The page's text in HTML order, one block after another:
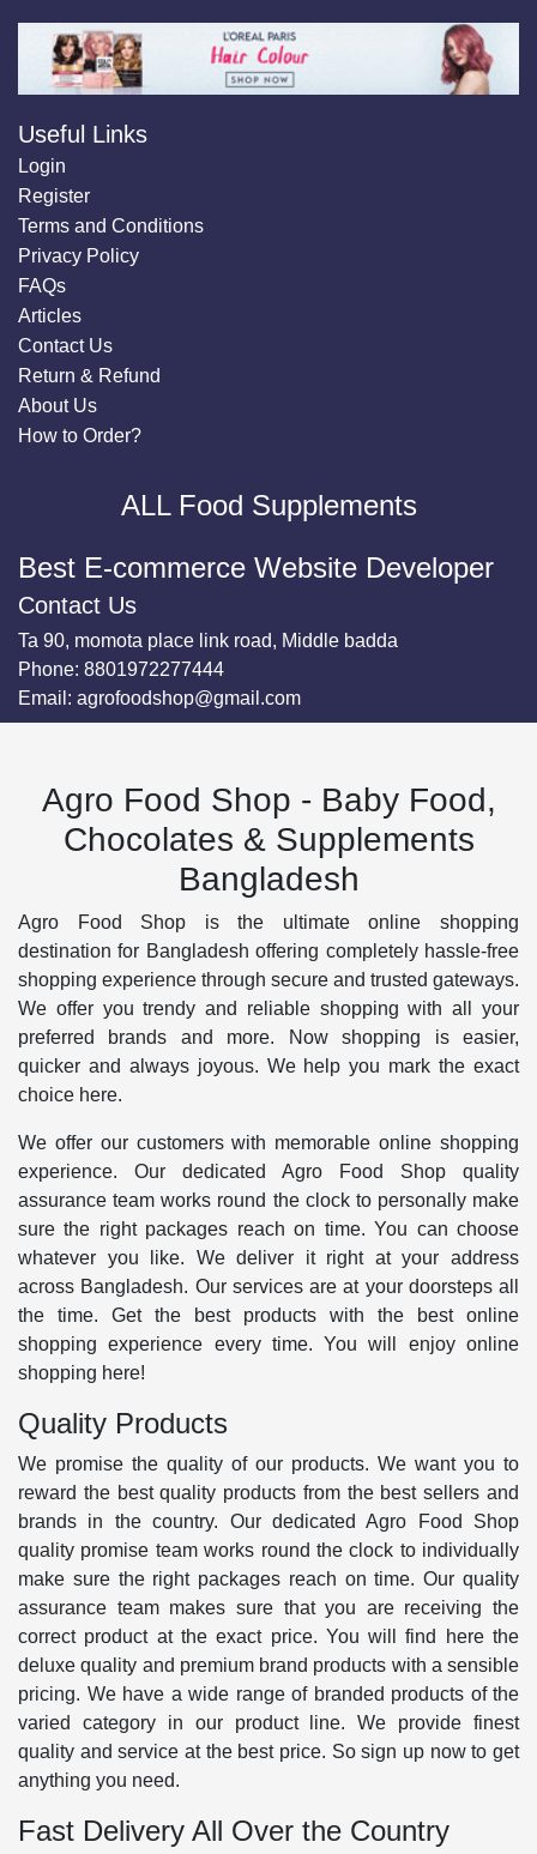
Useful Links
Login
Register
Terms and Conditions
Privacy Policy
FAQs
Articles
Contact Us
Return & Refund
About Us
How to Order?
ALL Food Supplements
Best E-commerce Website Developer
Contact Us
Ta 90, momota place link road, Middle badda
Phone: 8801972277444
Email: agrofoodshop@gmail.com
Agro Food Shop - Baby Food,
Chocolates & Supplements
Bangladesh
Agro Food Shop is the ultimate online shopping
destination for Bangladesh offering completely hassle-free
shopping experience through secure and trusted gateways.
We offer you trendy and reliable shopping with all your
preferred brands and more. Now shopping is easier,
quicker and always joyous. We help you mark the exact
choice here.
We offer our customers with memorable online shopping
experience. Our dedicated Agro Food Shop quality
assurance team works round the clock to personally make
sure the right packages reach on time. You can choose
whatever you like. We deliver it right at your address
across Bangladesh. Our services are at your doorsteps all
the time. Get the best products with the best online
shopping experience every time. You will enjoy online
shopping here!
Quality Products
We promise the quality of our products. We want you to
reward the best quality products from the best sellers and
brands in the country. Our dedicated Agro Food Shop
quality promise team works round the clock to individually
make sure the right packages reach on time. Our quality
assurance team makes sure that you are receiving the
correct product at the exact price. You will find here the
deluxe quality and premium brand products with a sensible
pricing. We have a wide range of branded products of the
varied category in our product line. We provide finest
quality and service at the best price. So sign up now to get
anything you need.
Fast Delivery All Over the Country